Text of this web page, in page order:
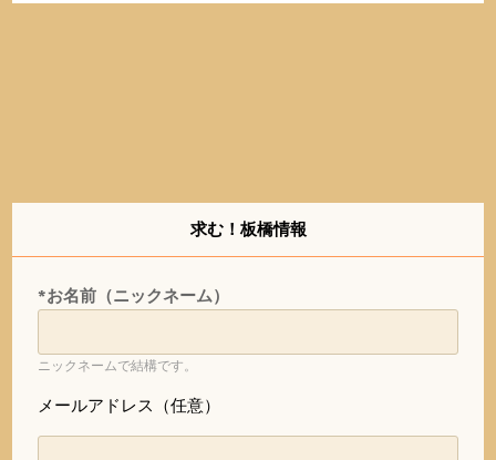
求む！板橋情報
*お名前（ニックネーム）
ニックネームで結構です。
メールアドレス（任意）